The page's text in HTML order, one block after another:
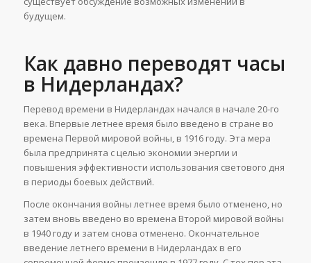
будущем.
Как давно переводят часы
в Нидерландах?
Перевод времени в Нидерландах начался в начале 20-го
века. Впервые летнее время было введено в стране во
времена Первой мировой войны, в 1916 году. Эта мера
была предпринята с целью экономии энергии и
повышения эффективности использования светового дня
в периоды боевых действий.
После окончания войны летнее время было отменено, но
затем вновь введено во времена Второй мировой войны
в 1940 году и затем снова отменено. Окончательное
введение летнего времени в Нидерландах в его